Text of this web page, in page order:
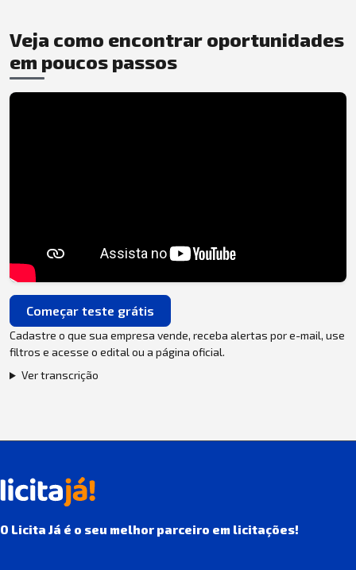
Veja como encontrar oportunidades
em poucos passos
Começar teste grátis
Cadastre o que sua empresa vende, receba alertas por e-mail, use
filtros e acesse o edital ou a página oficial.
Ver transcrição
O Licita Já é o seu melhor parceiro em licitações!